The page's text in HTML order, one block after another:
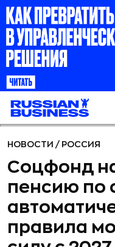
НОВОСТИ / РОССИЯ
Соцфонд
пенсию по
правила